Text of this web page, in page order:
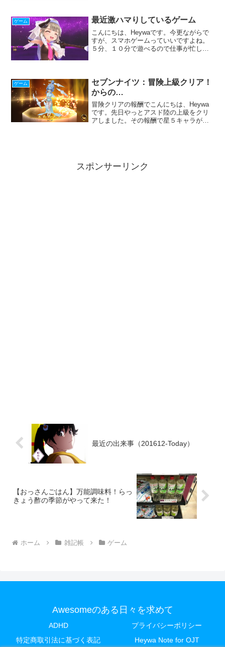
ゲーム 最近激ハマりしているゲーム
こんにちは、Heywaです。今更ながらで
すが、スマホゲームっていいですよね。
５分、１０分で遊べるので仕事が忙しく
ニクル』というゲーム...
ゲーム
セブンナイツ：冒険上級クリア！
からの…
冒険クリアの報酬でこんにちは、Heywa
です。先日やっとアスド陸の上級をクリ
アしました。その報酬で星５キャラがも
スポンサーリンク
最近の出来事（201612-Today）
【おっさんごはん】万能調味料！らっ
きょう酢の季節がやって来た！
ホーム 雑記帳 ゲーム
Awesomeのある日々を求めて
ADHD
プライバシーポリシー
特定商取引法に基づく表記
Heywa Note for OJT